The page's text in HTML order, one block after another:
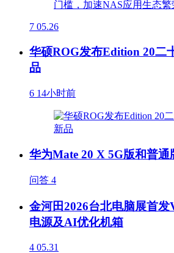
7 05.26
华硕ROG发布Edition 20二
品
6 14小时前
华为Mate 20 X 5G版和普通
问答 4
金河田2026台北电脑展首发
电源及AI优化机箱
4 05.31